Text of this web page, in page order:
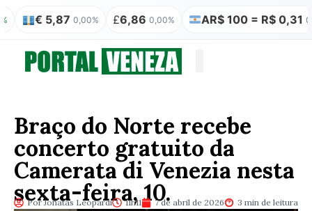
5,87 0,00% £6,86 0,00% AR$ 100 = R$ 0,31 0,00% ₿
Braço do Norte recebe
concerto gratuito da
Camerata di Venezia nesta
sexta-feira, 10.
Por Jonatas Leopardi 11h11 7 de abril de 2026 3 min de leitura